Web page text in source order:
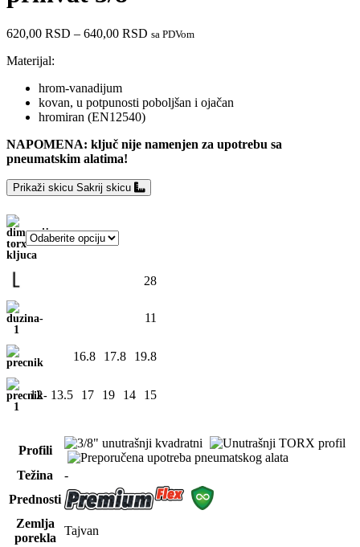
620,00 RSD – 640,00 RSD sa PDVom
Materijal:
hrom-vanadijum
kovan, u potpunosti poboljšan i ojačan
hromiran (EN12540)
NAPOMENA: ključ nije namenjen za upotrebu sa
pneumatskim alatima!
Prikaži skicu Sakrij skicu
28
11
16.8 17.8 19.8
12 13.5 17 19 14 15
Profili
Težina
-
Prednosti
Zemlja
porekla
Tajvan